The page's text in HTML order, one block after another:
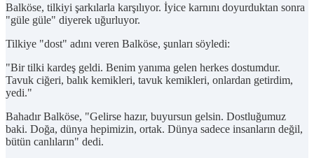
Balköse, tilkiyi şarkılarla karşılıyor. İyice karnını doyurduktan sonra
"güle güle" diyerek uğurluyor.
Tilkiye "dost" adını veren Balköse, şunları söyledi:
"Bir tilki kardeş geldi. Benim yanıma gelen herkes dostumdur.
Tavuk ciğeri, balık kemikleri, tavuk kemikleri, onlardan getirdim,
yedi."
Bahadır Balköse, "Gelirse hazır, buyursun gelsin. Dostluğumuz
baki. Doğa, dünya hepimizin, ortak. Dünya sadece insanların değil,
bütün canlıların" dedi.